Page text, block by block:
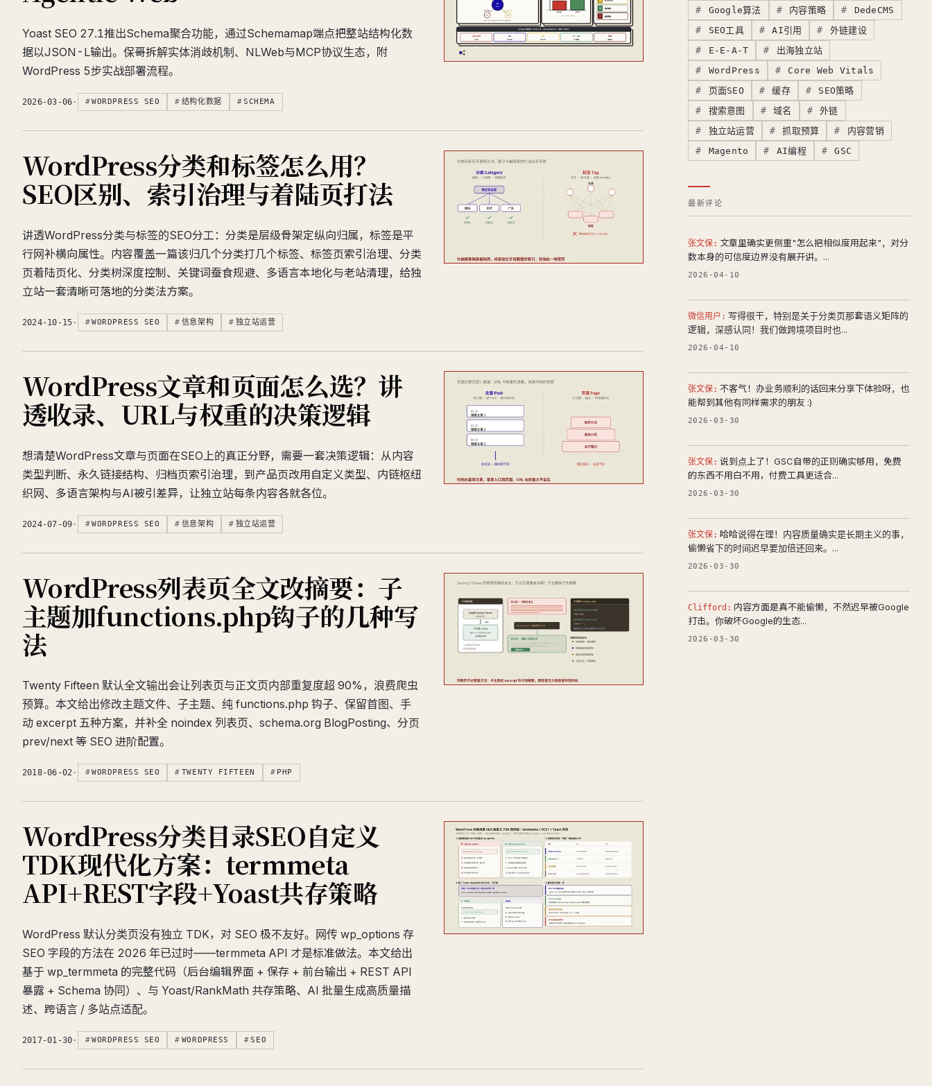
Yoast SEO 27.1推出Schema聚合功能，通过Schemamap端点把整站结构化数
据以JSON-L输出。保哥拆解实体消歧机制、NLWeb与MCP协议生态，附
WordPress 5步实战部署流程。
2026-03-06 · WORDPRESS SEO 结构化数据 SCHEMA
WordPress分类和标签怎么用？
SEO区别、索引治理与着陆页打法
讲透WordPress分类与标签的SEO分工：分类是层级骨架定纵向归属，标签是平
行网补横向属性。内容覆盖一篇该归几个分类打几个标签、标签页索引治理、分类
页着陆页化、分类树深度控制、关键词蚕食规避、多语言本地化与老站清理，给独
立站一套清晰可落地的分类法方案。
2024-10-15 · WORDPRESS SEO 信息架构 独立站运营
WordPress文章和页面怎么选？讲
透收录、URL与权重的决策逻辑
想清楚WordPress文章与页面在SEO上的真正分野，需要一套决策逻辑：从内容
类型判断、永久链接结构、归档页索引治理，到产品页改用自定义类型、内链枢纽
织网、多语言架构与AI被引差异，让独立站每条内容各就各位。
2024-07-09 · WORDPRESS SEO 信息架构 独立站运营
WordPress列表页全文改摘要：子
主题加functions.php钩子的几种写
法
Twenty Fifteen 默认全文输出会让列表页与正文页内部重复度超 90%，浪费爬虫
预算。本文给出修改主题文件、子主题、纯 functions.php 钩子、保留首图、手
动 excerpt 五种方案，并补全 noindex 列表页、schema.org BlogPosting、分页
prev/next 等 SEO 进阶配置。
2018-06-02 · WORDPRESS SEO TWENTY FIFTEEN PHP
WordPress分类目录SEO自定义
TDK现代化方案：termmeta
API+REST字段+Yoast共存策略
WordPress 默认分类页没有独立 TDK，对 SEO 极不友好。网传 wp_options 存
SEO 字段的方法在 2026 年已过时——termmeta API 才是标准做法。本文给出
基于 wp_termmeta 的完整代码（后台编辑界面 + 保存 + 前台输出 + REST API
暴露 + Schema 协同）、与 Yoast/RankMath 共存策略、AI 批量生成高质量描
述、跨语言 / 多站点适配。
2017-01-30 · WORDPRESS SEO WORDPRESS SEO
Google算法
内容策略
DedeCMS
SEO工具
AI引用
外链建设
E-E-A-T
出海独立站
WordPress
Core Web Vitals
页面SEO
缓存
SEO策略
搜索意图
域名
外链
独立站运营
抓取预算
内容营销
Magento
AI编程 GSC
最新评论
张文保:
数本身的可信度边界没有展开讲。...
2026-04-10
微信用户:
逻辑，深感认同！我们做跨境项目时也...
2026-04-10
张文保:
能帮到其他有同样需求的朋友 :)
2026-03-30
张文保:
的东西不用白不用，付费工具更适合...
2026-03-30
张文保:
偷懒省下的时间迟早要加倍还回来。...
2026-03-30
Clifford:
打击。你破坏Google的生态...
2026-03-30